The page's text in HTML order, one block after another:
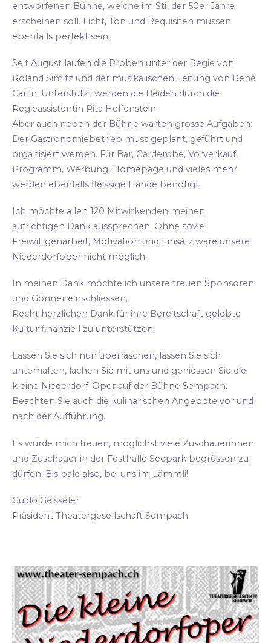
entworfenen Bühne, welche im Stil der 50er Jahre
erscheinen soll. Licht, Ton und Requisiten müssen
ebenfalls perfekt sein.
Seit August laufen die Proben unter der Regie von
Roland Simitz und der musikalischen Leitung von René
Carlin. Unterstützt werden die Beiden durch die
Regieassistentin Rita Helfenstein.
Aber auch neben der Bühne warten grosse Aufgaben:
Der Gastronomiebetrieb muss geplant, geführt und
organisiert werden. Für Bar, Garderobe, Vorverkauf,
Programm, Werbung, Homepage und vieles mehr
werden ebenfalls fleissige Hände benötigt.
Ich möchte allen 120 Mitwirkenden meinen
aufrichtigen Dank aussprechen. Ohne soviel
Freiwilligenarbeit, Motivation und Einsatz wäre unsere
Niederdorfoper nicht möglich.
In meinen Dank möchte ich unsere treuen Sponsoren
und Gönner einschliessen.
Recht herzlichen Dank für ihre Bereitschaft gelebte
Kultur finanziell zu unterstützen.
Lassen Sie sich nun überraschen, lassen Sie sich
unterhalten, lachen Sie mit uns und geniessen Sie die
kleine Niederdorf-Oper auf der Bühne Sempach.
Beachten Sie auch die kulinarischen Angebote vor und
nach der Aufführung.
Es würde mich freuen, möglichst viele Zuschauerinnen
und Zuschauer in der Festhalle Seepark begrüssen zu
dürfen. Bis bald also, bei uns im Lämmli!
Guido Geisseler
Präsident Theatergesellschaft Sempach